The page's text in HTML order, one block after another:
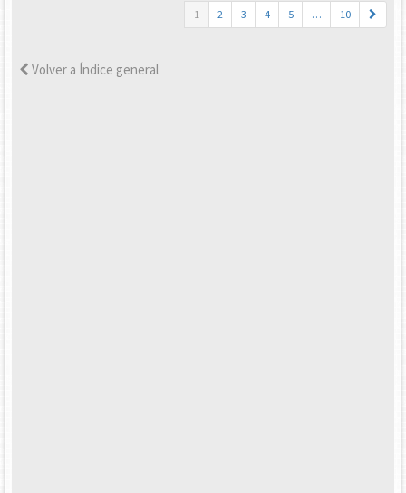
1 2 3 4 5 … 10
Volver a Índice general